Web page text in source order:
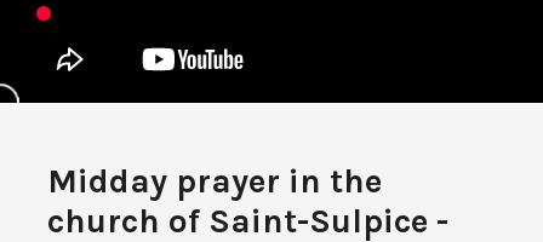
Midday prayer in the
church of Saint-Sulpice -